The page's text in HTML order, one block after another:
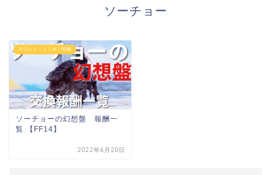
ソーチョー
マウント・ミニオン関連
ソーチョーの幻想盤 報酬一
覧 【FF14】
2022年6月20日